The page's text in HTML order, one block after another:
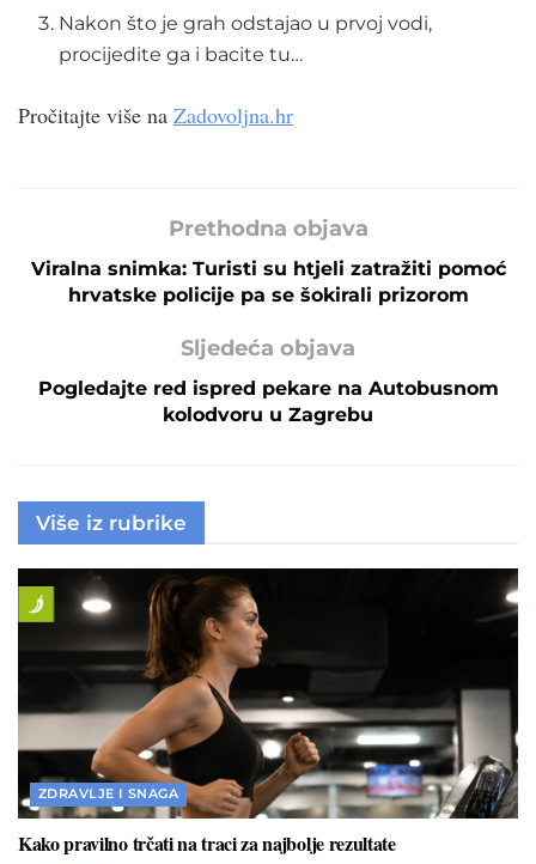
Nakon što je grah odstajao u prvoj vodi,
procijedite ga i bacite tu…
Pročitajte više na Zadovoljna.hr
Prethodna objava
Viralna snimka: Turisti su htjeli zatražiti pomoć
hrvatske policije pa se šokirali prizorom
Sljedeća objava
Pogledajte red ispred pekare na Autobusnom
kolodvoru u Zagrebu
Više iz rubrike
ZDRAVLJE I SNAGA
Kako pravilno trčati na traci za najbolje rezultate